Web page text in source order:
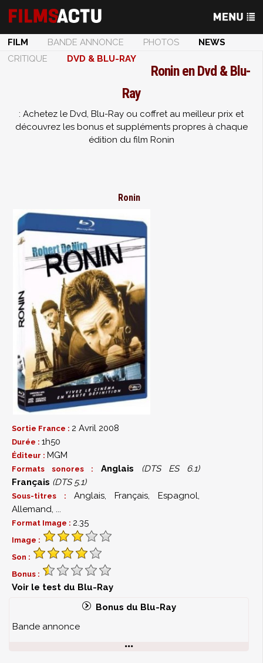
FILM BANDE ANNONCE PHOTOS
NEWS
CRITIQUE
DVD & BLU-RAY
Ronin en Dvd & Blu-
Ray
: Achetez le Dvd, Blu-Ray ou coffret au meilleur prix et
découvrez les bonus et suppléments propres à chaque
édition du film Ronin
Ronin
Sortie France : 2 Avril 2008
Durée : 1h50
Éditeur : MGM
Formats sonores : Anglais
(DTS ES 6.1)
Français (DTS 5.1)
Sous-titres : Anglais, Français, Espagnol,
Allemand, ...
Format Image : 2.35
Image :
Son :
Bonus :
Voir le test du Blu-Ray
Bonus du Blu-Ray
Bande annonce